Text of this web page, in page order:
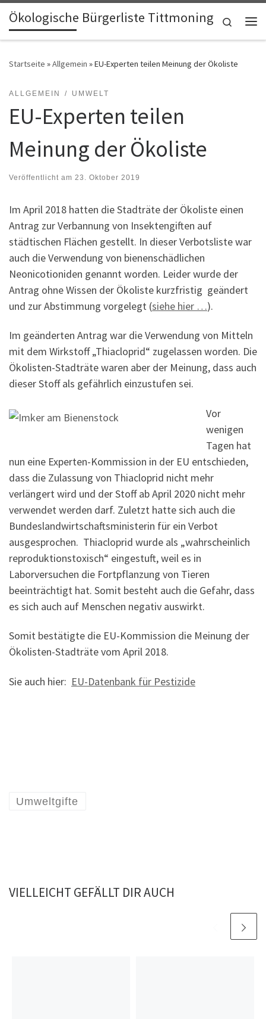
Zum Inhalt springen
Ökologische Bürgerliste Tittmoning
Search
Startseite »Allgemein »EU-Experten teilen Meinung der Ökoliste
ALLGEMEIN UMWELT
EU-Experten teilen
Meinung der Ökoliste
Veröffentlicht am 23. Oktober 2019
Im April 2018 hatten die Stadträte der Ökoliste einen
Antrag zur Verbannung von Insektengiften auf
städtischen Flächen gestellt. In dieser Verbotsliste war
auch die Verwendung von bienenschädlichen
Neonicotioniden genannt worden. Leider wurde der
Antrag ohne Wissen der Ökoliste kurzfristig geändert
und zur Abstimmung vorgelegt (siehe hier …).
Im geänderten Antrag war die Verwendung von Mitteln
mit dem Wirkstoff „Thiacloprid“ zugelassen worden. Die
Ökolisten-Stadträte waren aber der Meinung, dass auch
dieser Stoff als gefährlich einzustufen sei.
Vor
wenigen
Tagen hat
nun eine Experten-Kommission in der EU entschieden,
dass die Zulassung von Thiacloprid nicht mehr
verlängert wird und der Stoff ab April 2020 nicht mehr
verwendet werden darf. Zuletzt hatte sich auch die
Bundeslandwirtschaftsministerin für ein Verbot
ausgesprochen. Thiacloprid wurde als „wahrscheinlich
reproduktionstoxisch“ eingestuft, weil es in
Laborversuchen die Fortpflanzung von Tieren
beeinträchtigt hat. Somit besteht auch die Gefahr, dass
es sich auch auf Menschen negativ auswirkt.
Somit bestätigte die EU-Kommission die Meinung der
Ökolisten-Stadträte vom April 2018.
Sie auch hier: EU-Datenbank für Pestizide
Umweltgifte
VIELLEICHT GEFÄLLT DIR AUCH